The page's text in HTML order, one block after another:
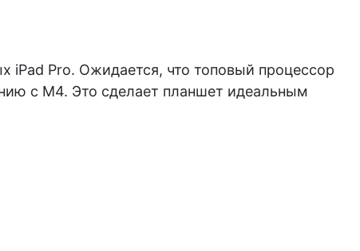
iPad Pro. Ожидается, что топовый процессор
с M4. Это сделает планшет идеальным